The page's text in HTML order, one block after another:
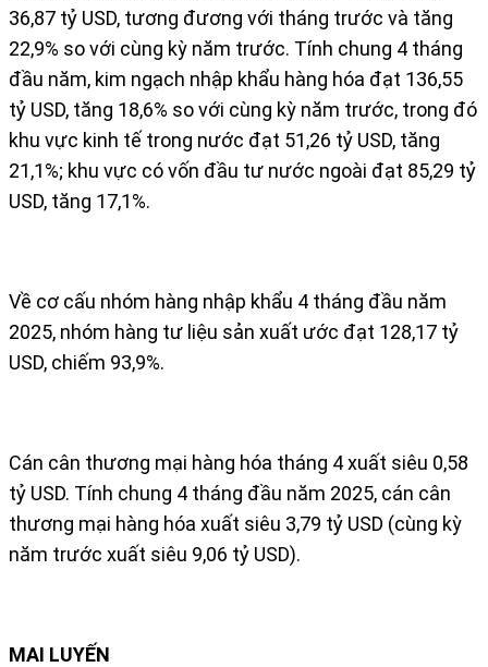
36,87 tỷ USD, tương đương với tháng trước và tăng
22,9% so với cùng kỳ năm trước. Tính chung 4 tháng
đầu năm, kim ngạch nhập khẩu hàng hóa đạt 136,55
tỷ USD, tăng 18,6% so với cùng kỳ năm trước, trong đó
khu vực kinh tế trong nước đạt 51,26 tỷ USD, tăng
21,1%; khu vực có vốn đầu tư nước ngoài đạt 85,29 tỷ
USD, tăng 17,1%.
Về cơ cấu nhóm hàng nhập khẩu 4 tháng đầu năm
2025, nhóm hàng tư liệu sản xuất ước đạt 128,17 tỷ
USD, chiếm 93,9%.
Cán cân thương mại hàng hóa tháng 4 xuất siêu 0,58
tỷ USD. Tính chung 4 tháng đầu năm 2025, cán cân
thương mại hàng hóa xuất siêu 3,79 tỷ USD (cùng kỳ
năm trước xuất siêu 9,06 tỷ USD).
MAI LUYẾN